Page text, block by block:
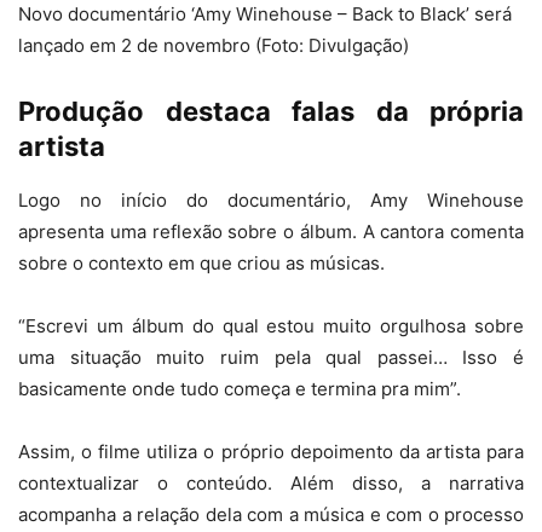
Novo documentário ‘Amy Winehouse – Back to Black’ será
lançado em 2 de novembro (Foto: Divulgação)
Produção destaca falas da própria
artista
Logo no início do documentário, Amy Winehouse
apresenta uma reflexão sobre o álbum. A cantora comenta
sobre o contexto em que criou as músicas.
“Escrevi um álbum do qual estou muito orgulhosa sobre
uma situação muito ruim pela qual passei… Isso é
basicamente onde tudo começa e termina pra mim”.
Assim, o filme utiliza o próprio depoimento da artista para
contextualizar o conteúdo. Além disso, a narrativa
acompanha a relação dela com a música e com o processo